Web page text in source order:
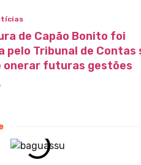
de Capão Bonito foi
pelo Tribunal de Contas
onerar futuras gestões